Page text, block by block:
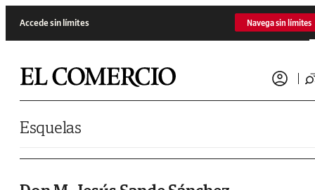
Accede sin límites Navega sin límites
Esquelas